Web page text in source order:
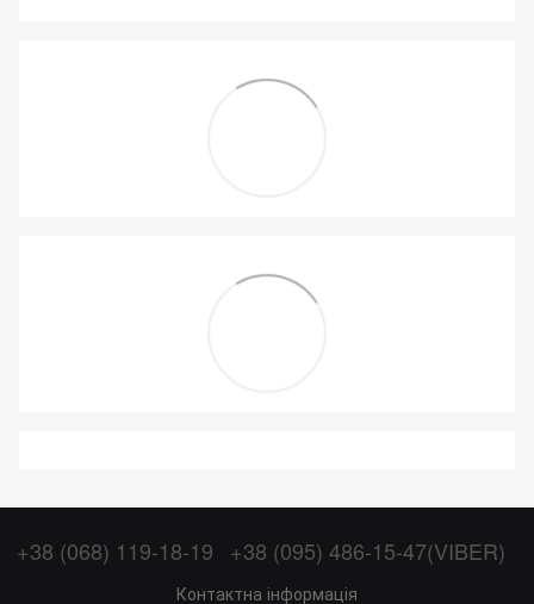
+38 (068) 119-18-19 +38 (095) 486-15-47(VIBER)
Контактна інформація